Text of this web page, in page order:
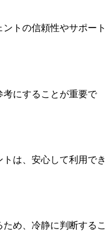
トの信頼性やサポート
にすることが重要で
は、安心して利用でき
め、冷静に判断するこ